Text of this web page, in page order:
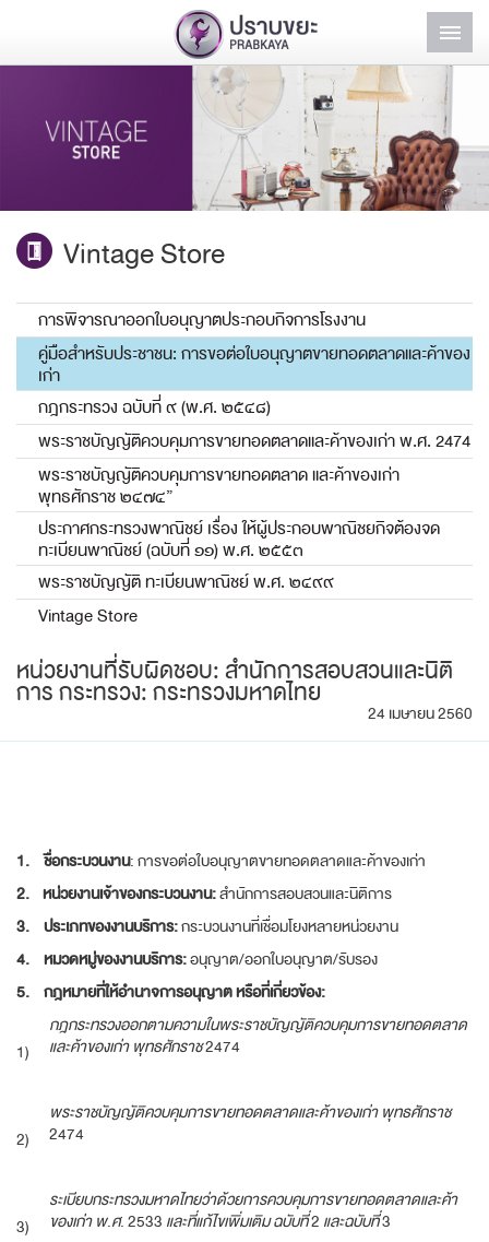
รถบริการสาธารณะ
สินค้าและบริการ
แฟรนไชส์ปราบขยะ
สมัครงาน
ติดต่อเรา
เข้าสู่ระบบ
Vintage Store
การพิจารณาออกใบอนุญาตประกอบกิจการโรงงาน
คู่มือสำหรับประชาชน: การขอต่อใบอนุญาตขายทอดตลาดและค้าของ
เก่า
กฎกระทรวง ฉบับที่ ๙ (พ.ศ. ๒๕๔๘)
พระราชบัญญัติควบคุมการขายทอดตลาดและค้าของเก่า พ.ศ. 2474
พระราชบัญญัติควบคุมการขายทอดตลาด และค้าของเก่า
พุทธศักราช ๒๔๗๔”
ประกาศกระทรวงพาณิชย์ เรื่อง ให้ผู้ประกอบพาณิชยกิจต้องจด
ทะเบียนพาณิชย์ (ฉบับที่ ๑๑) พ.ศ. ๒๕๕๓
พระราชบัญญัติ ทะเบียนพาณิชย์ พ.ศ. ๒๔๙๙
Vintage Store
หน่วยงานที่รับผิดชอบ: สำนักการสอบสวนและนิติ
การ กระทรวง: กระทรวงมหาดไทย
24 เมษายน 2560
1.ชื่อกระบวนงาน: การขอต่อใบอนุญาตขายทอดตลาดและค้าของเก่า
2. หน่วยงานเจ้าของกระบวนงาน:สำนักการสอบสวนและนิติการ
3. ประเภทของงานบริการ:กระบวนงานที่เชื่อมโยงหลายหน่วยงาน
4. หมวดหมู่ของงานบริการ:อนุญาต/ออกใบอนุญาต/รับรอง
5. กฎหมายที่ให้อำนาจการอนุญาต หรือที่เกี่ยวข้อง:
1)
กฎกระทรวงออกตามความในพระราชบัญญัติควบคุมการขายทอดตลาด
และค้าของเก่า พุทธศักราช2474
2)
พระราชบัญญัติควบคุมการขายทอดตลาดและค้าของเก่า พุทธศักราช
2474
3)
ระเบียบกระทรวงมหาดไทยว่าด้วยการควบคุมการขายทอดตลาดและค้า
ของเก่า พ.ศ. 2533 และที่แก้ไขเพิ่มเติม ฉบับที่2 และฉบับที่3